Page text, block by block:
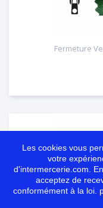
Fermeture
Les cookies vous
votre
d'intermercerie.com.
acceptez de
conformément à la loi.